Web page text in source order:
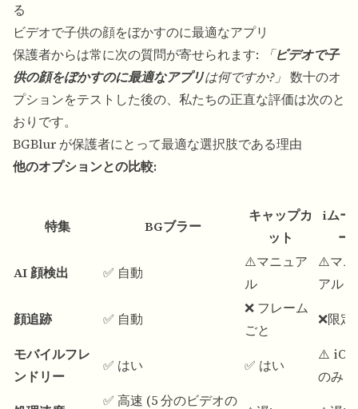
る
ビデオで子供の顔をぼかすのに最適なアプリ
保護者からは常に次の質問が寄せられます:
「ビデオで子
供の顔をぼかすのに最適なアプリは何ですか?」 数十のオ
プションをテストした後の、私たちの正直な評価は次のと
おりです。
BGBlur が保護者にとって最適な選択肢である理由
他のオプションとの比較:
特集 BGブラー
キャップカ
ット
iムー
ー
AI 顔検出
✅ 自動
⚠️マニュア
ル
⚠️マニ
アル
顔追跡
✅ 自動
❌ フレーム
ごと
❌限定
モバイルフレ
ンドリー
✅ はい ✅ はい
⚠️ iOS
のみ
✅ 高速 (5 分のビデオの